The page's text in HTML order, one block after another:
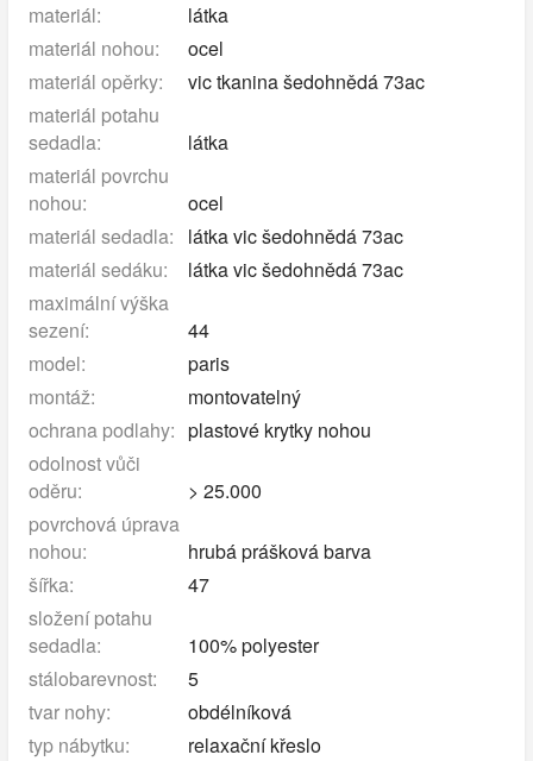
materiál:
látka
materiál nohou:
ocel
materiál opěrky:
vic tkanina šedohnědá 73ac
materiál potahu
sedadla:
látka
materiál povrchu
nohou:
ocel
materiál sedadla:
látka vic šedohnědá 73ac
materiál sedáku:
látka vic šedohnědá 73ac
maximální výška
sezení:
44
model:
paris
montáž:
montovatelný
ochrana podlahy: plastové krytky nohou
odolnost vůči
oděru:
> 25.000
povrchová úprava
nohou:
hrubá prášková barva
šířka:
47
složení potahu
sedadla:
100% polyester
stálobarevnost:
5
tvar nohy:
obdélníková
typ nábytku:
relaxační křeslo